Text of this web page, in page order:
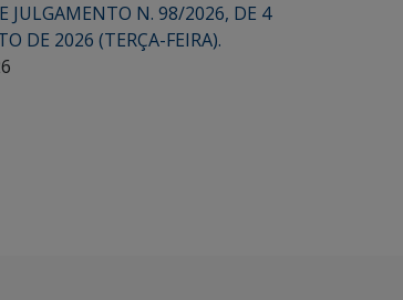
JULGAMENTO N. 98/2026, DE 4
DE 2026 (TERÇA-FEIRA).